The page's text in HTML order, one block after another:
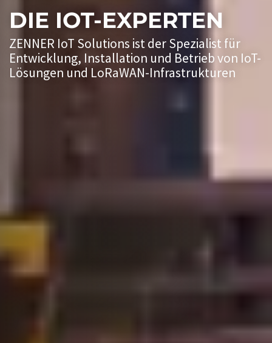
DIE IOT-EXPERTEN
ZENNER IoT Solutions ist der Spezialist für
Entwicklung, Installation und Betrieb von IoT-
Lösungen und LoRaWAN-Infrastrukturen